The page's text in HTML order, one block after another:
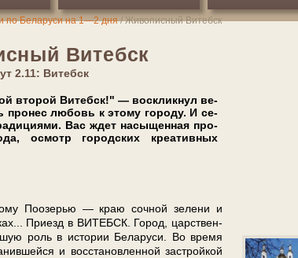
по Беларуси на 1—2 дня/Живописный Витебск
Ви­тебск
2.11: Ви­тебск
вто­рой Ви­тебск!" — вос­клик­нул ве-
про­нес лю­бовь к этому го­ро­ду. И се­
Вас ждет насыщенная про­
осмотр го­род­ских кре­а­тив­ных
Поозерью — краю сочной зе­ле­ни и
При­езд в ВИТЕБСК. Город, цар­ствен­
роль в ис­то­рии Бе­ла­ру­си. Во вре­мя
и вос­ста­нов­лен­ной за­строй­кой